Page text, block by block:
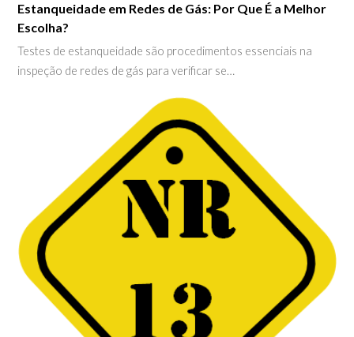
Estanqueidade em Redes de Gás: Por Que É a Melhor
Escolha?
Testes de estanqueidade são procedimentos essenciais na
inspeção de redes de gás para verificar se…